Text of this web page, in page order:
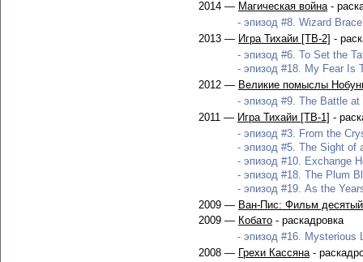
2014 — Магическая война-
- эпизод #8. Wizard
2013 — Игра Тихайи [ТВ-2] -
- эпизод #6. To Set the
- эпизод #18. My Fear Is
2012 — Великие помыслы
- эпизод #9. The Battle
2011 — Игра Тихайи [ТВ-1] -
- эпизод #3. From the
- эпизод #5. The Sight of
- эпизод #10. Exchange
- эпизод #18. The Plum
- эпизод #19. As the
2009 — Ван-Пис: Фильм десятый
2009 — Кобато - раскадровка
- эпизод #16. Mysterious
2008 — Грехи Кассяна-